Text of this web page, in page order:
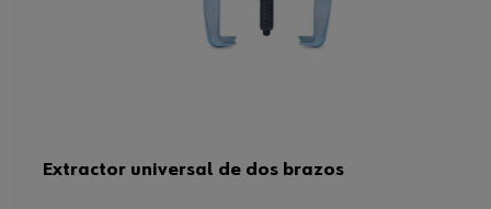
Extractor universal de dos brazos